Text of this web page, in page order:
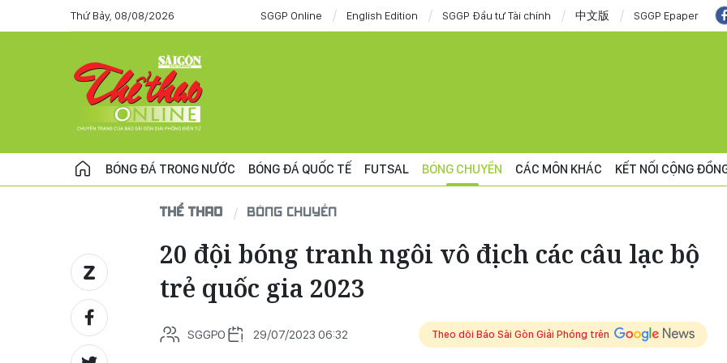
Thứ Bảy, 08/08/2026 SGGP Online English Edition SGGP Đầu tư Tài chính 中文版 SGGP Epaper
BÓNG ĐÁ TRONG NƯỚC BÓNG ĐÁ QUỐC TẾ FUTSAL BÓNG CHUYỀN CÁC MÔN KHÁC KẾT NỐI CỘNG
THỂ THAO BÓNG CHUYỀN
20 đội bóng tranh ngôi vô địch các câu lạc bộ
trẻ quốc gia 2023
SGGPO 29/07/2023 06:32 Theo dõi Báo Sài Gòn Giải Phóng trên